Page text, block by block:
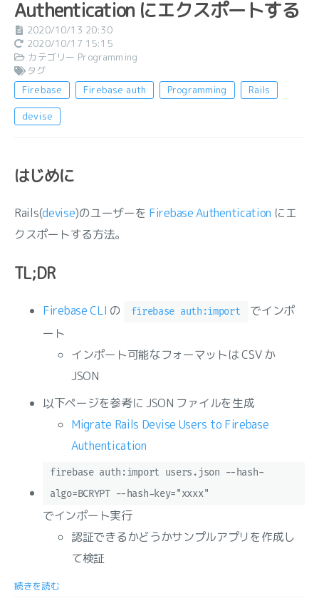
Authentication にエクスポートする
2020/10/13 20:30
2020/10/17 15:15
カテゴリー Programming
タグ
Firebase
Firebase auth Programming Rails
devise
はじめに
Rails(devise)のユーザーを Firebase Authentication にエ
クスポートする方法。
TL;DR
Firebase CLI の firebase auth:import
でインポ
ート
インポート可能なフォーマットは CSV か
JSON
以下ページを参考に JSON ファイルを生成
Migrate Rails Devise Users to Firebase
Authentication
firebase auth:import users.json --hash-
algo=BCRYPT --hash-key="xxxx"
でインポート実行
認証できるかどうかサンプルアプリを作成し
て検証
続きを読む